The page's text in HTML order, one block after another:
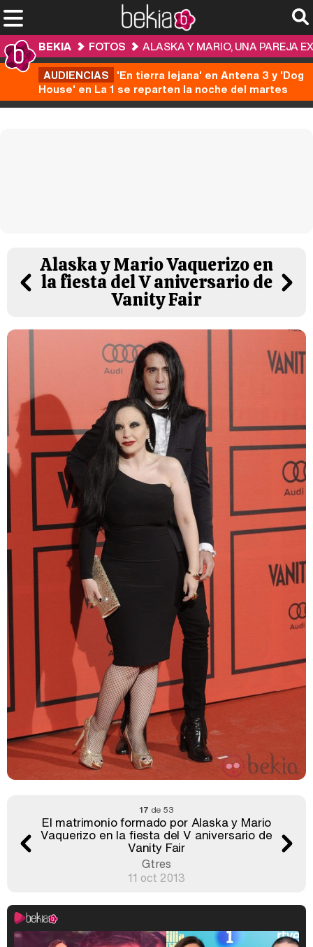
BEKIA FOTOS
ALASKA Y MARIO, UNA PAREJA
AUDIENCIAS 'En tierra lejana' en Antena 3 y 'Dog
House' en La 1 se reparten la noche del martes
Alaska y Mario Vaquerizo en
la fiesta del V aniversario de
Vanity Fair
17 de 53
El matrimonio formado por Alaska y Mario
Vaquerizo en la fiesta del V aniversario de
Vanity Fair
Gtres
11 oct 2013